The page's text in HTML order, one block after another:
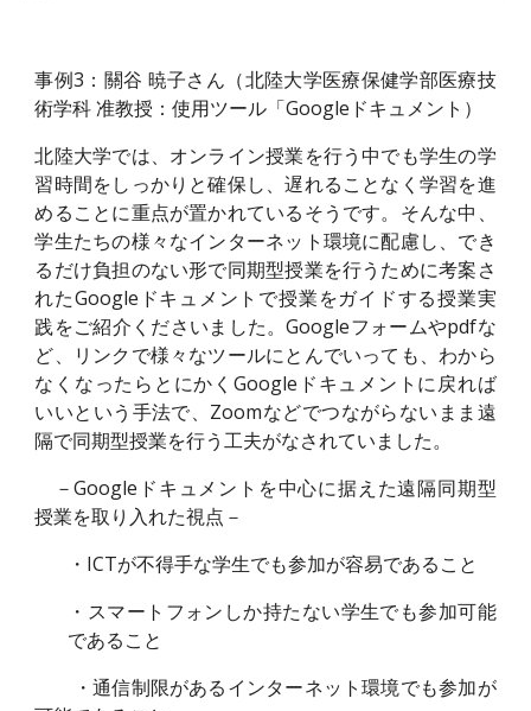
事例3：關谷 暁子さん（北陸大学医療保健学部医療技
術学科 准教授：使用ツール「Googleドキュメント）
北陸大学では、オンライン授業を行う中でも学生の学
習時間をしっかりと確保し、遅れることなく学習を進
めることに重点が置かれているそうです。そんな中、
学生たちの様々なインターネット環境に配慮し、でき
るだけ負担のない形で同期型授業を行うために考案さ
れたGoogleドキュメントで授業をガイドする授業実
践をご紹介くださいました。Googleフォームやpdfな
ど、リンクで様々なツールにとんでいっても、わから
なくなったらとにかくGoogleドキュメントに戻れば
いいという手法で、 Zoomなどでつながらないまま遠
隔で同期型授業を行う工夫がなされていました。
－Googleドキュメントを中心に据えた遠隔同期型
授業を取り入れた視点－
・ICTが不得手な学生でも参加が容易であること
・スマートフォンしか持たない学生でも参加可能
であること
・通信制限があるインターネット環境でも参加が